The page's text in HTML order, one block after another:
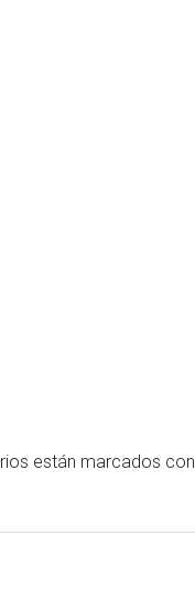
están marcados con